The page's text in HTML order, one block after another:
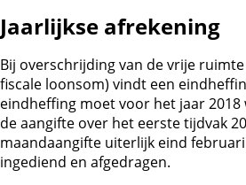
Jaarlijkse afrekening
Bij overschrijding van de vrije
fiscale loonsom) vindt een
eindheffing moet voor het jaar
de aangifte over het eerste tijdvak
maandaangifte uiterlijk eind
ingediend en afgedragen.